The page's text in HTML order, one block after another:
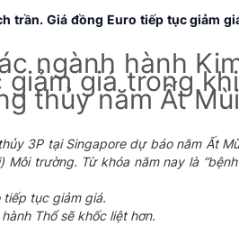
trần. Giá đồng Euro tiếp tục giảm
ngành hành
giá trong
thủy năm Ất
3P tại Singapore dự báo năm Ất
trường. Từ khóa năm nay là
tục giảm giá.
Thổ sẽ khốc liệt hơn.